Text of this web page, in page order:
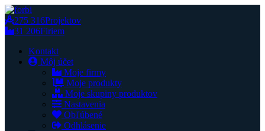
275 316Projektov
31 206Firiem
Kontakt
Môj účet
Moje firmy
Moje produkty
Moje skupiny produktov
Nastavenia
Obľúbené
Odhlásenie